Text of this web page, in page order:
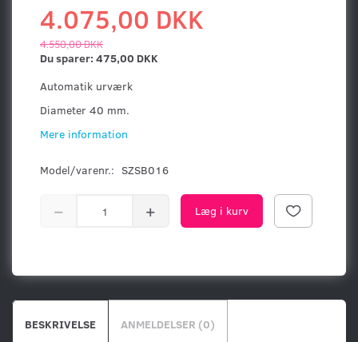
4.075,00 DKK
4.550,00 DKK
Du sparer: 475,00 DKK
Automatik urværk
Diameter 40 mm.
Mere information
Model/varenr.: SZSB016
Læg i kurv
BESKRIVELSE ANMELDELSER (0)